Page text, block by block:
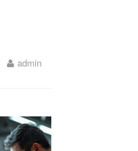
admin